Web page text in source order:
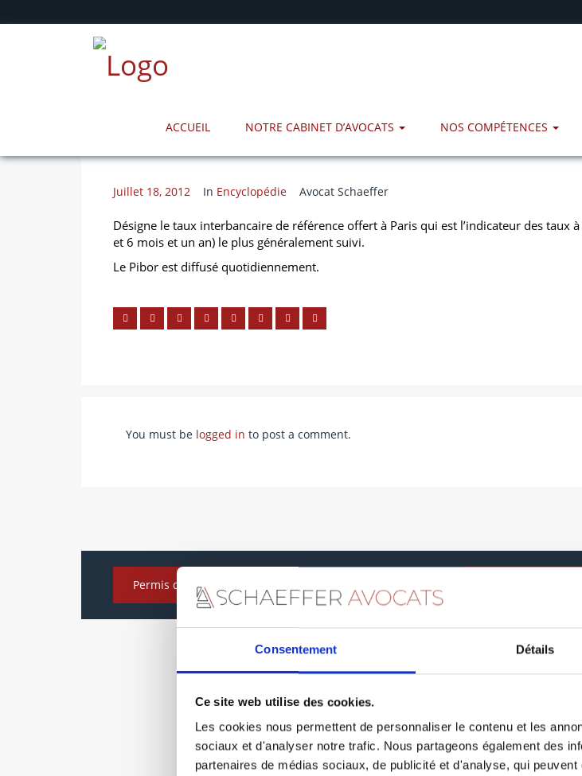
Consentement Détails
Ce site web utilise des cookies.
Les cookies nous permettent de personnaliser le contenu et les
sociaux et d'analyser notre trafic. Nous partageons également des
partenaires de médias sociaux, de publicité et d'analyse, qui
ACCUEIL NOTRE CABINET D’AVOCATS NOS COMPÉTENCES
Juillet 18, 2012 In Encyclopédie Avocat Schaeffer
Désigne le taux interbancaire de référence offert à Paris qui est l’indicateur des taux
et 6 mois et un an) le plus généralement suivi.
Le Pibor est diffusé quotidiennement.
You must be logged in to post a comment.